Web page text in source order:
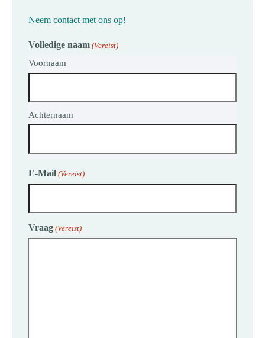
Neem contact met ons op!
Volledige naam (Vereist)
Voornaam
Achternaam
E-Mail (Vereist)
Vraag (Vereist)